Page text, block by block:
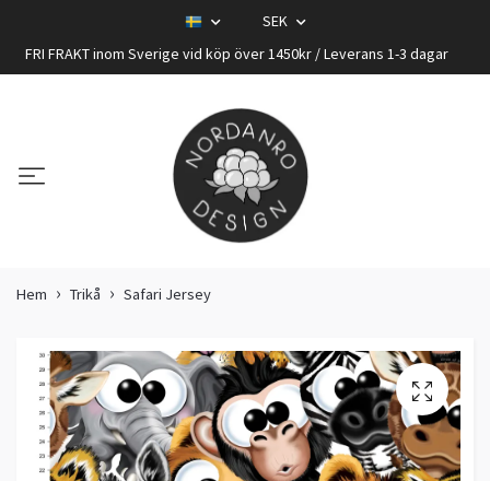
SEK
FRI FRAKT inom Sverige vid köp över 1450kr / Leverans 1-3 dagar
Hem Trikå Safari Jersey